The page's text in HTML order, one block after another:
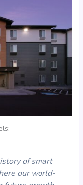
of smart
our world-